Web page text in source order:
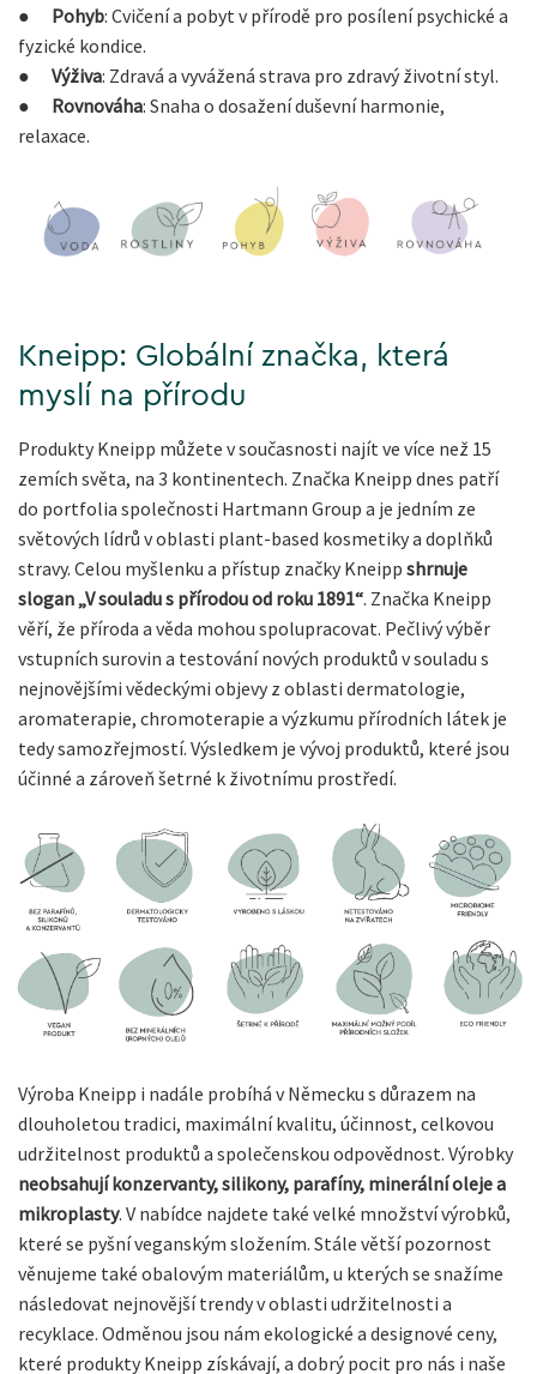
● Pohyb: Cvičení a pobyt v přírodě pro posílení psychické a
fyzické kondice.
● Výživa: Zdravá a vyvážená strava pro zdravý životní styl.
● Rovnováha: Snaha o dosažení duševní harmonie,
relaxace.
Kneipp: Globální značka, která
myslí na přírodu
Produkty Kneipp můžete v současnosti najít ve více než 15
zemích světa, na 3 kontinentech. Značka Kneipp dnes patří
do portfolia společnosti Hartmann Group a je jedním ze
světových lídrů v oblasti plant-based kosmetiky a doplňků
stravy. Celou myšlenku a přístup značky Kneipp shrnuje
slogan „V souladu s přírodou od roku 1891“. Značka Kneipp
věří, že příroda a věda mohou spolupracovat. Pečlivý výběr
vstupních surovin a testování nových produktů v souladu s
nejnovějšími vědeckými objevy z oblasti dermatologie,
aromaterapie, chromoterapie a výzkumu přírodních látek je
tedy samozřejmostí. Výsledkem je vývoj produktů, které jsou
účinné a zároveň šetrné k životnímu prostředí.
Výroba Kneipp i nadále probíhá v Německu s důrazem na
dlouholetou tradici, maximální kvalitu, účinnost, celkovou
udržitelnost produktů a společenskou odpovědnost. Výrobky
neobsahují konzervanty, silikony, parafíny, minerální oleje a
mikroplasty. V nabídce najdete také velké množství výrobků,
které se pyšní veganským složením. Stále větší pozornost
věnujeme také obalovým materiálům, u kterých se snažíme
následovat nejnovější trendy v oblasti udržitelnosti a
recyklace. Odměnou jsou nám ekologické a designové ceny,
které produkty Kneipp získávají, a dobrý pocit pro nás i naše